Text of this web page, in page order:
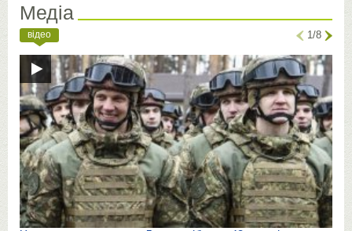
Медіа
відео 1/8